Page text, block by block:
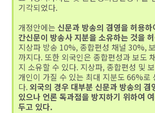
기각되었다.
개정안에는 신문과 방송의 겸영을 허용하
간신문이 방송사 지분을 소유하는 것을
지상파 방송 10%, 종합편성 채널 30%,
까지다. 또한 외국인은 종합편성과 보도
지 소유할 수 있다. 지상파, 종합편성 및
개인이 가질 수 있는 최대 지분도 66%로
다.외국의 경우 대부분 신문과 방송의 겸
있으나 언론 독과점을 방지하기 위하여
두고 있다.